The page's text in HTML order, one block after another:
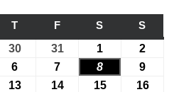
TЧЕТВЕР
FП’ЯТНИЦЯ
S СУБОТА
S
3030.07.2026
3131.07.2026
1 01.08.2026
2
6 06.08.2026
7 07.08.2026
8 08.08.2026
9
1313.08.2026
1414.08.2026
1515.08.2026
16